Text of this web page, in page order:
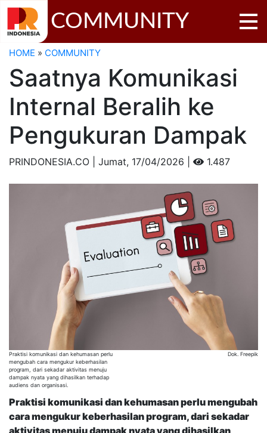
COMMUNITY
HOME » COMMUNITY
Saatnya Komunikasi
Internal Beralih ke
Pengukuran Dampak
PRINDONESIA.CO | Jumat, 17/04/2026 | 1.487
Praktisi komunikasi dan kehumasan perlu
mengubah cara mengukur keberhasilan
program, dari sekadar aktivitas menuju
dampak nyata yang dihasilkan terhadap
audiens dan organisasi.
Dok. Freepik
Praktisi komunikasi dan kehumasan perlu mengubah
cara mengukur keberhasilan program, dari sekadar
aktivitas menuju dampak nyata yang dihasilkan